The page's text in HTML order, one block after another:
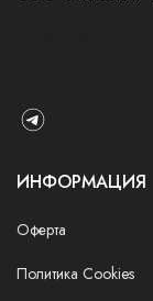
ИНФОРМАЦИЯ
Оферта
Политика Cookies